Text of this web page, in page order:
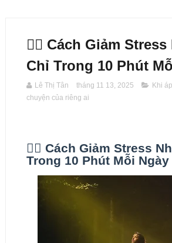
🧘‍♀️ Cách Giảm
Chỉ Trong 10 Phút
Lê Thị Tân tháng 11 13, 2025
Khi
chuyện của riêng ai
🧘‍♀️ Cách Giảm Stress
Trong 10 Phút Mỗi Ngày